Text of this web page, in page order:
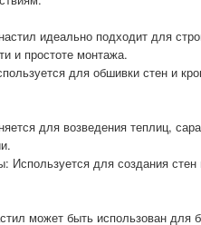
идеально подходит для
и простоте монтажа.
для обшивки стен и
для возведения теплиц,
для создания
может быть использован для